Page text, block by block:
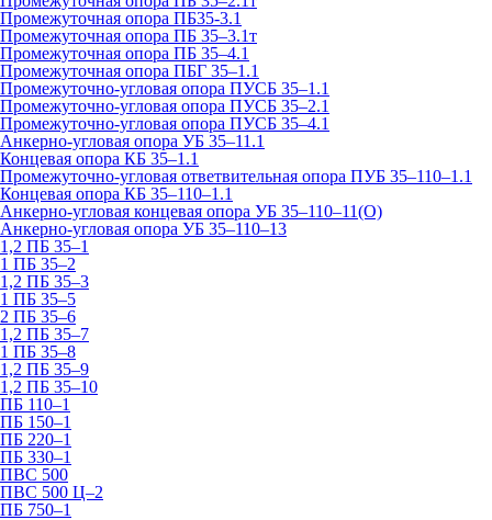
Промежуточная опора ПБ35-3.1
Промежуточная опора ПБ 35–3.1т
Промежуточная опора ПБ 35–4.1
Промежуточная опора ПБГ 35–1.1
Промежуточно-угловая опора ПУСБ 35–1.1
Промежуточно-угловая опора ПУСБ 35–2.1
Промежуточно-угловая опора ПУСБ 35–4.1
Анкерно-угловая опора УБ 35–11.1
Концевая опора КБ 35–1.1
Промежуточно-угловая ответвительная опора ПУБ 35–110–1.1
Концевая опора КБ 35–110–1.1
Анкерно-угловая концевая опора УБ 35–110–11(О)
Анкерно-угловая опора УБ 35–110–13
1,2 ПБ 35–1
1 ПБ 35–2
1,2 ПБ 35–3
1 ПБ 35–5
2 ПБ 35–6
1,2 ПБ 35–7
1 ПБ 35–8
1,2 ПБ 35–9
1,2 ПБ 35–10
ПБ 110–1
ПБ 150–1
ПБ 220–1
ПБ 330–1
ПВС 500
ПВС 500 Ц–2
ПБ 750–1